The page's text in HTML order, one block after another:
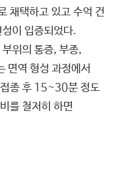
채택하고 있고 수억 건
이 입증되었다.
위의 통증, 부종,
면역 형성 과정에서
종 후 15~30분 정도
를 철저히 하면